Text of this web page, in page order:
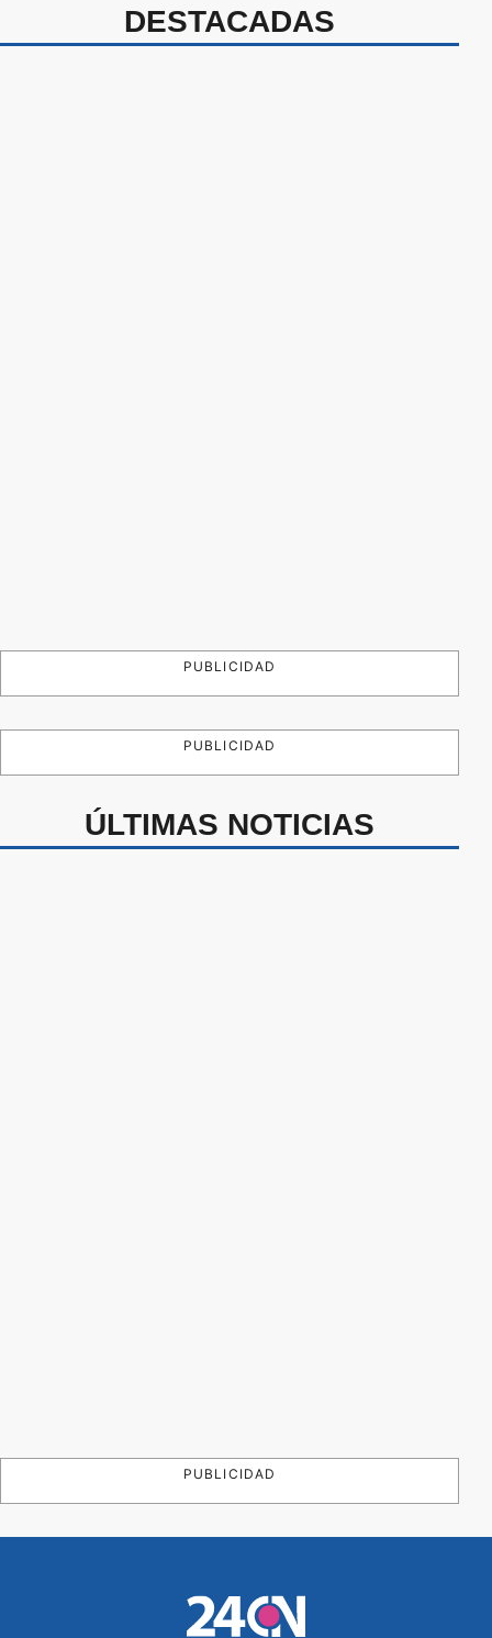
DESTACADAS
PUBLICIDAD
PUBLICIDAD
ÚLTIMAS NOTICIAS
PUBLICIDAD